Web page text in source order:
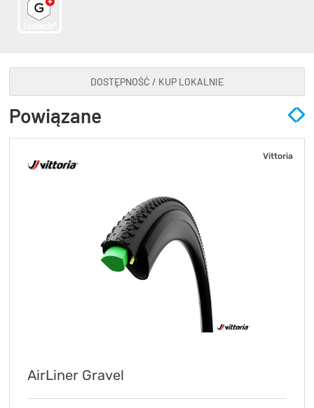
DOSTĘPNOŚĆ / KUP LOKALNIE
Powiązane
Vittoria
AirLiner Gravel